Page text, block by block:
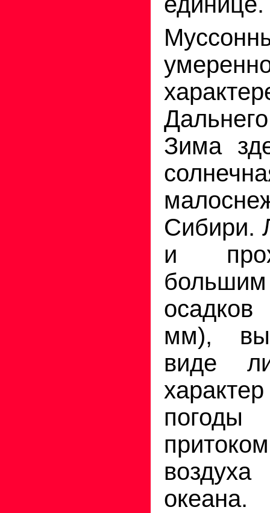
Зима
Сибири.
и
мм),
виде
океана.